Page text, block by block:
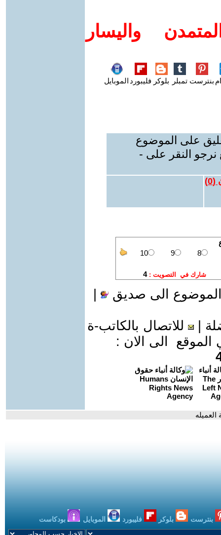
واليسار
بنترست تمبلر بلوكر فليبورد الموبايل
على الموضوع
نرجو النقر على -
(
0
)
الى صديق
للاتصال بالكاتب-ة
الى الان :
بنترست بلوكر فليبورد الموبايل بودكاست